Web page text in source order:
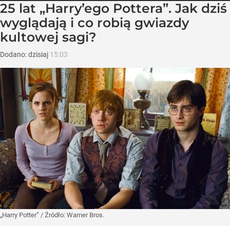
25 lat „Harry’ego Pottera”. Jak dziś
wyglądają i co robią gwiazdy
kultowej sagi?
Dodano:dzisiaj 15:03
„Harry Potter” / Źródło: Warner Bros.